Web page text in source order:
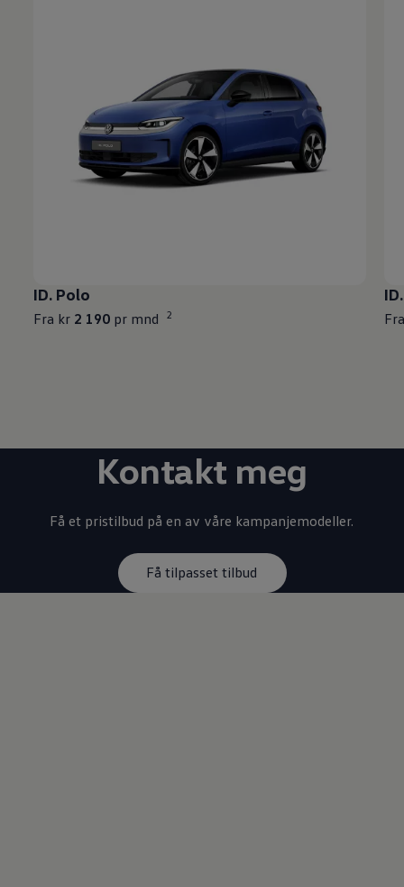
ID. Polo
Fra kr 2 190 pr mnd 2
Kontakt meg
Få et pristilbud på en av våre kampanjemodeller.
Få tilpasset tilbud